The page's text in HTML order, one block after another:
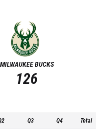
MILWAUKEE BUCKS
126
Q3 Q4 Total